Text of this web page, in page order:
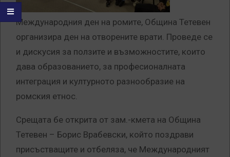
Международния ден на ромите, Община Тетевен
организира ден на отворените врати. Проведе се
и дискусия за ползите и възможностите, които
дава образованието, за професионалната
интеграция и културното разнообразие на
ромския етнос.
Срещата бе открита от зам.-кмета на Община
Тетевен – Борис Врабевски, който поздрави
присъстващите и отбеляза, че Международният